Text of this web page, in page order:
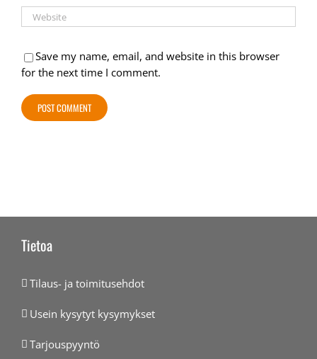
Save my name, email, and website in this browser
for the next time I comment.
Tietoa
Tilaus- ja toimitusehdot
Usein kysytyt kysymykset
Tarjouspyyntö